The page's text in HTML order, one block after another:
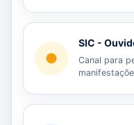
SIC -
Canal para